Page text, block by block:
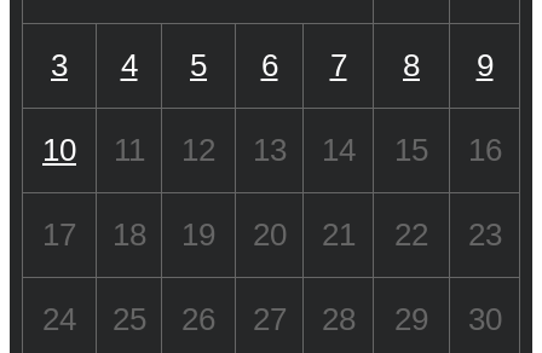
3 4 5 6 7 8 9
10 11 12 13 14 15 16
17 18 19 20 21 22 23
24 25 26 27 28 29 30